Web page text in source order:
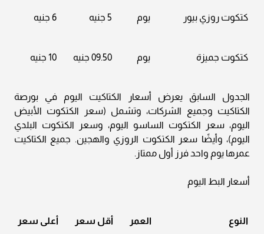
كتكوت روزي بيور يوم 5 جنيه 6 جنيه
كتكوت جميزة يوم 09.50 جنيه 10 جنيه
الجدول السابق يعرض أسعار الكتاكيت اليوم في بورصة
الكتاكيت وجميع الشركات، وتشمل (سعر الكتكوت الأبيض
اليوم، سعر الكتكوت الساسو اليوم، وسعر الكتكوت البلدي
اليوم)، وأيضًا سعر الكتكوت الروزي والهجين. جميع الكتاكيت
عمرها يوم واحد فرز أول ممتاز.
أسعار البط اليوم
النوع العمر أقل سعر أعلى سعر